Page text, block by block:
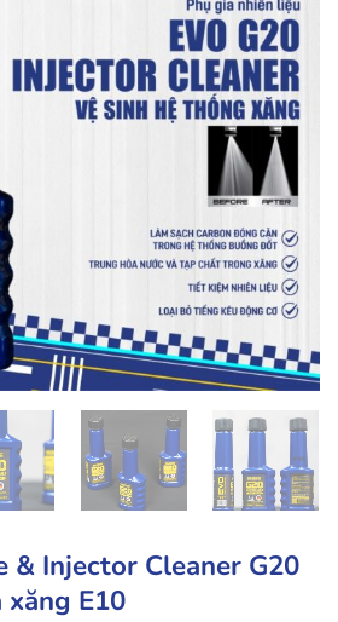
& Injector Cleaner G20
E10